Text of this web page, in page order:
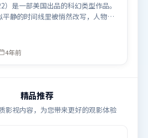
）是一部美国出品的科幻类型作品。
平静的时间线里被悄然改写，人物被
的撕裂。人物关系网复杂却不凌
推动信息增量。由文牧野执导，梁
东锡，堺雅人、段奕宏、全智贤等
4年前
精品推荐
影视内容，为您带来更好的观影体验